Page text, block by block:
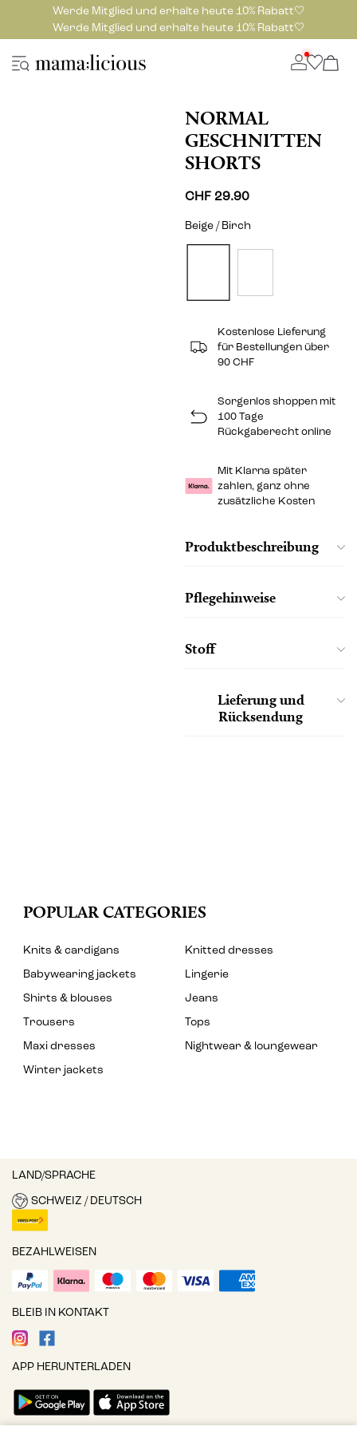
Werde Mitglied und erhalte heute 10% Rabatt🤍
Werde Mitglied und erhalte heute 10% Rabatt🤍
NORMAL
GESCHNITTEN
SHORTS
CHF 29.90
Beige / Birch
Kostenlose Lieferung
für Bestellungen über
90 CHF
Sorgenlos shoppen mit
100 Tage
Rückgaberecht online
Mit Klarna später
zahlen, ganz ohne
zusätzliche Kosten
Produktbeschreibung
Pflegehinweise
Stoff
Lieferung und
Rücksendung
POPULAR CATEGORIES
Knits & cardigans
Knitted dresses
Babywearing jackets
Lingerie
Shirts & blouses
Jeans
Trousers
Tops
Maxi dresses
Nightwear & loungewear
Winter jackets
LAND/SPRACHE
SCHWEIZ / DEUTSCH
BEZAHLWEISEN
BLEIB IN KONTAKT
APP HERUNTERLADEN